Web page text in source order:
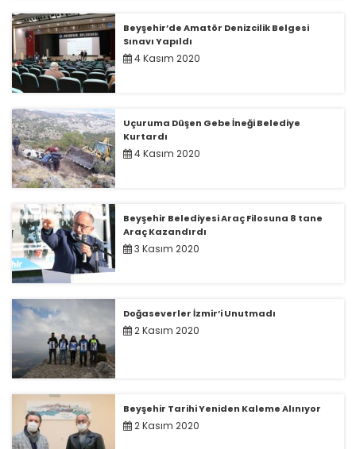
Beyşehir’de Amatör Denizcilik Belgesi
Sınavı Yapıldı
4 Kasım 2020
Uçuruma Düşen Gebe İneği Belediye
Kurtardı
4 Kasım 2020
Beyşehir Belediyesi Araç Filosuna 8 tane
Araç Kazandırdı
3 Kasım 2020
Doğaseverler İzmir’i Unutmadı
2 Kasım 2020
Beyşehir Tarihi Yeniden Kaleme Alınıyor
2 Kasım 2020